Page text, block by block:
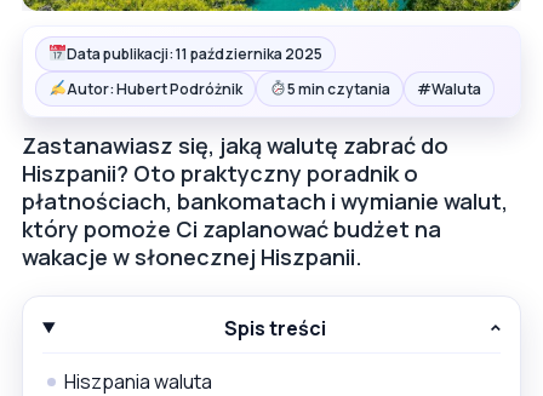
Data publikacji: 11 października 2025
Autor: Hubert Podróżnik
5 min czytania #Waluta
Zastanawiasz się, jaką walutę zabrać do
Hiszpanii? Oto praktyczny poradnik o
płatnościach, bankomatach i wymianie walut,
który pomoże Ci zaplanować budżet na
wakacje w słonecznej Hiszpanii.
Spis treści
Hiszpania waluta